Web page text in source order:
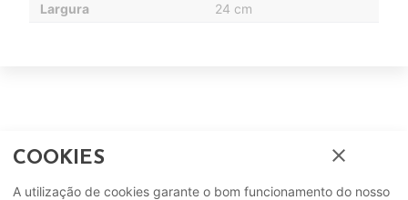
Largura
24 cm
Complete o seu ambiente
COOKIES close
A utilização de cookies garante o bom funcionamento do nosso